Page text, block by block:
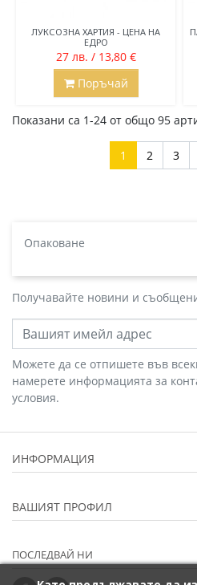
ЛУКСОЗНА ХАРТИЯ - ЦЕНА НА
ЕДРО
27 лв. / 13,80 €
Поръчай
Показани са 1-24 от общо 95
1 2 3
Опаковане
Получавайте новини и
Можете да се отпишете във
намерете информацията за
условия.
ИНФОРМАЦИЯ
ВАШИЯТ ПРОФИЛ
ПОСЛЕДВАЙ НИ